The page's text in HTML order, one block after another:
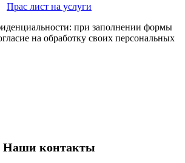
Прас лист на услуги
при заполнении формы
на обработку своих персональных
Наши контакты